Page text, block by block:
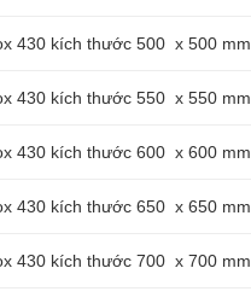
430 kích thước 500 x 500 mm
430 kích thước 550 x 550 mm
430 kích thước 600 x 600 mm
430 kích thước 650 x 650 mm
430 kích thước 700 x 700 mm